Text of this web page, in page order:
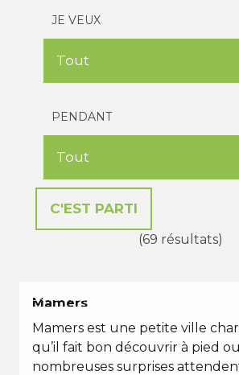
JE VEUX
PENDANT
(69 résultats)
EN TOUTES SAISONS
Mamers
Mamers est une petite ville
qu’il fait bon découvrir à pied
nombreuses surprises